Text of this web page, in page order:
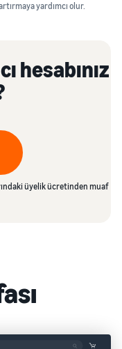
yardımcı olur.
hesabınız
üyelik ücretinden muaf